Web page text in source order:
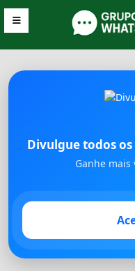
Divulgue todos
Ganhe